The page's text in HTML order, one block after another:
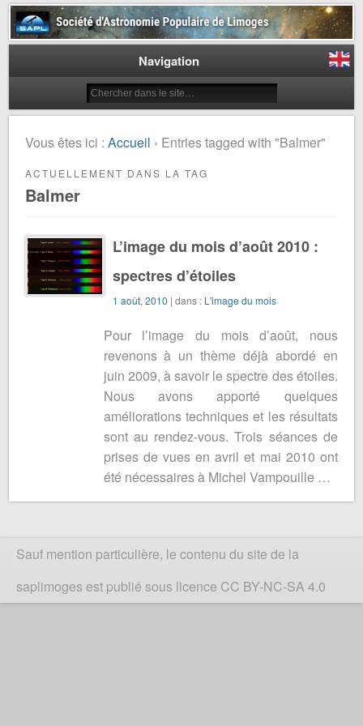
Société d'Astronomie Populaire
de Limoges
Navigation
Vous êtes ici : Accueil › Entries tagged with "Balmer"
ACTUELLEMENT DANS LA TAG
Balmer
L’image du mois d’août 2010 :
spectres d’étoiles
1 août, 2010 | dans : L'image du mois
Pour l’image du mois d’août, nous
revenons à un thème déjà abordé en
juin 2009, à savoir le spectre des étoiles.
Nous avons apporté quelques
améliorations techniques et les résultats
sont au rendez-vous. Trois séances de
prises de vues en avril et mai 2010 ont
été nécessaires à Michel Vampouille …
Sauf mention particulière, le contenu du site de la
saplimoges est publié sous licence CC BY-NC-SA 4.0